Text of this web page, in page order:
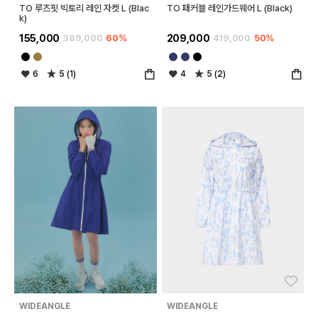
TO 루즈핏 빅토리 레인 자켓 L (Blac
k)
155,000 389,000 60%
6 5 (1)
TO 패커블 레인가드웨어 L (Black)
209,000 419,000 50%
4 5 (2)
좋아요
WIDEANGLE WIDEANGLE